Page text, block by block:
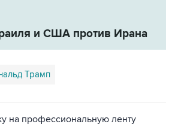
и США против Ирана
Трамп
главных новостей сайта